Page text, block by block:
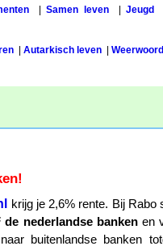
|Samen leven|Jeugd
Autarkisch leven Weerwoord
krijg je 2,6% rente. Bij Rabo
de nederlandse bankenen
buitenlandse banken